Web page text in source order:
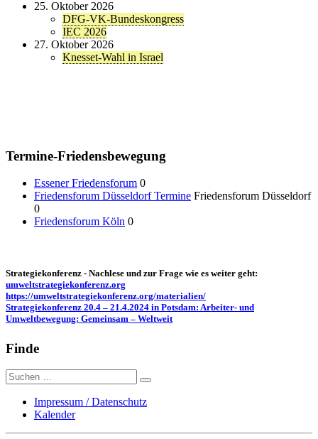
25. Oktober 2026
DFG-VK-Bundeskongress
IEC 2026
27. Oktober 2026
Knesset-Wahl in Israel
Termine-Friedensbewegung
Essener Friedensforum 0
Friedensforum Düsseldorf Termine Friedensforum Düsseldorf
0
Friedensforum Köln 0
Strategiekonferenz - Nachlese und zur Frage wie es weiter geht:
umweltstrategiekonferenz.org
https://umweltstrategiekonferenz.org/materialien/
Strategiekonferenz 20.4 – 21.4.2024 in Potsdam: Arbeiter- und
Umweltbewegung: Gemeinsam – Weltweit
Finde
Suche
nach:
Impressum / Datenschutz
Kalender